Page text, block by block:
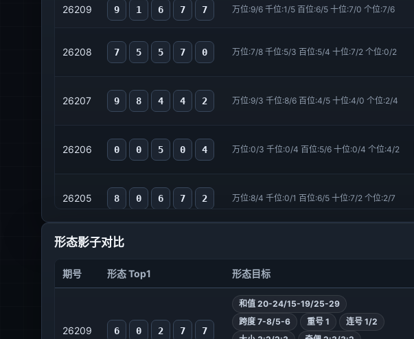
0 1 0 1 3
0 4 4 1 1
26203 0
26202 1 1 1 1 3
26209 9 1 6 7 7 万位:9/6 千位:1/5 百位:6/5 十位:7/0 个位:7/6
26208 7 5 5 7 0 万位:7/8 千位:5/3 百位:5/4 十位:7/2 个位:0/2
26207 9 8 4 4 2 万位:9/3 千位:8/6 百位:4/5 十位:4/0 个位:2/4
26206 0 0 5 0 4 万位:0/3 千位:0/4 百位:5/6 十位:0/4 个位:4/2
26205 8 0 6 7 2 万位:8/4 千位:0/1 百位:6/5 十位:7/2 个位:2/7
26204 8
万位:7/9 千位:5/8 百位:6/9 十位:7/1 个位:0/2
形态影子对比
期号 形态 Top1 形态目标
26209 6 0 2 7 7
和值 20-24/15-19/25-29
跨度 7-8/5-6
重号 1
连号 1/2